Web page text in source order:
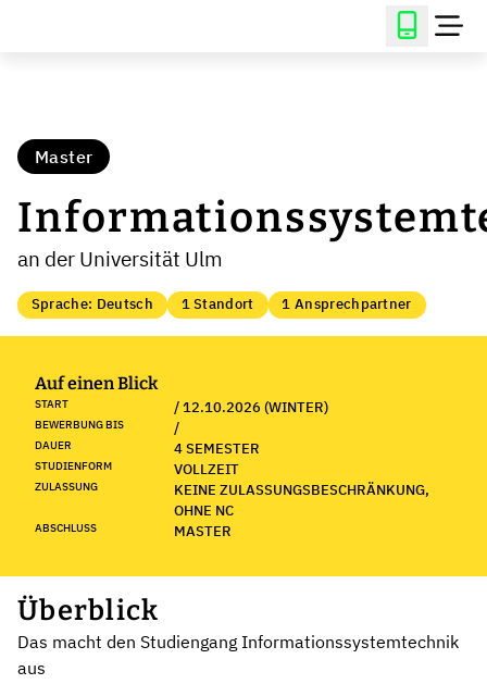
Master
an der Universität Ulm
Sprache: Deutsch 1 Standort 1 Ansprechpartner
Auf einen Blick
START / 12.10.2026 (WINTER)
BEWERBUNG BIS /
DAUER 4 SEMESTER
STUDIENFORM VOLLZEIT
ZULASSUNG
KEINE ZULASSUNGSBESCHRÄNKUNG,
OHNE NC
ABSCHLUSS MASTER
Überblick
Das macht den Studiengang Informationssystemtechnik
aus